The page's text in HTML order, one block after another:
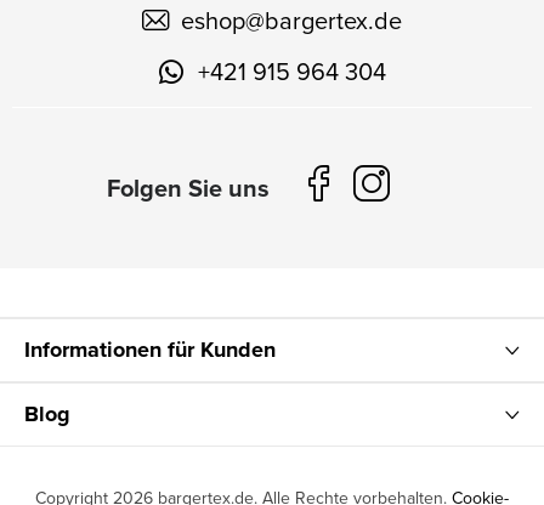
eshop@bargertex.de
+421 915 964 304
Informationen für Kunden
Blog
Copyright 2026 bargertex.de. Alle Rechte vorbehalten. Cookie-